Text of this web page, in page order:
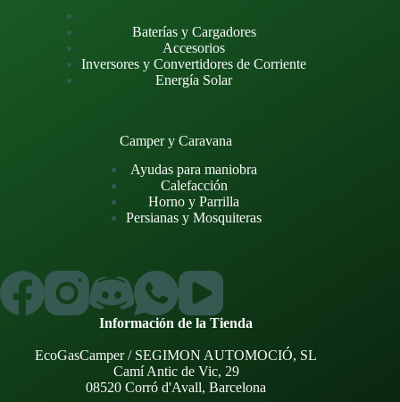
Baterías y Cargadores
Accesorios
Inversores y Convertidores de Corriente
Energía Solar
Camper y Caravana
Ayudas para maniobra
Calefacción
Horno y Parrilla
Persianas y Mosquiteras
Información de la Tienda
EcoGasCamper / SEGIMON AUTOMOCIÓ, SL
Camí Antic de Vic, 29
08520 Corró d'Avall, Barcelona